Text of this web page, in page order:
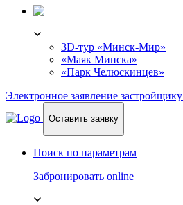
3D-тур «Минск-Мир»
«Маяк Минска»
«Парк Челюскинцев»
Электронное заявление застройщику
Оставить заявку
Поиск по параметрам
Забронировать online